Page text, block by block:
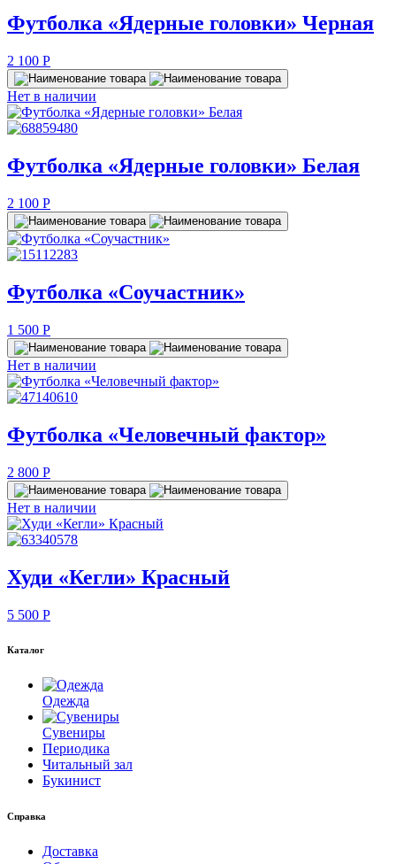
Футболка «Ядерные головки» Черная
2 100 P
Нет в наличии
Футболка «Ядерные головки» Белая
2 100 P
Футболка «Соучастник»
1 500 P
Нет в наличии
Футболка «Человечный фактор»
2 800 P
Нет в наличии
Худи «Кегли» Красный
5 500 P
Каталог
Одежда
Сувениры
Периодика
Читальный зал
Букинист
Справка
Доставка